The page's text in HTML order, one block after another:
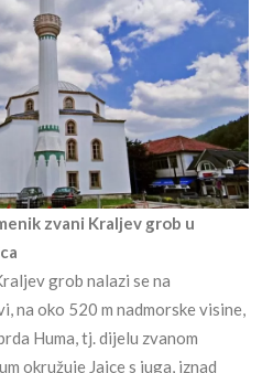
zvani Kraljev grob u
grob nalazi se na
na oko 520 m nadmorske visine,
Huma, tj. dijelu zvanom
okružuje Jajce s juga, iznad